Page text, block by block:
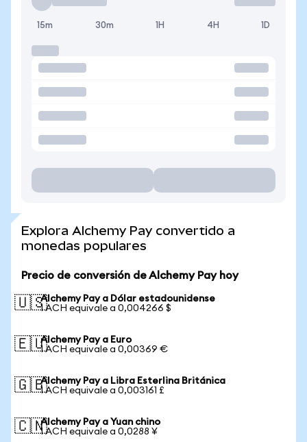
15m 30m 1H 4H 1D
Explora Alchemy Pay convertido a
monedas populares
Precio de conversión de Alchemy Pay hoy
🇺🇸Alchemy Pay a Dólar estadounidense
1 ACH equivale a 0,004266 $
🇪🇺Alchemy Pay a Euro
1 ACH equivale a 0,00369 €
🇬🇧Alchemy Pay a Libra Esterlina Británica
1 ACH equivale a 0,003161 £
🇨🇳Alchemy Pay a Yuan chino
1 ACH equivale a 0,0288 ¥